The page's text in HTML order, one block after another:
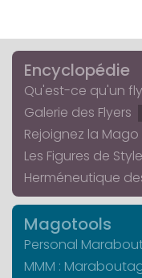
Encyclopédie
Qu'est-ce qu'un
Galerie des Flyers
Rejoignez la Mago
Les Figures de Style
Herméneutique
Magotools
Personal
MMM :